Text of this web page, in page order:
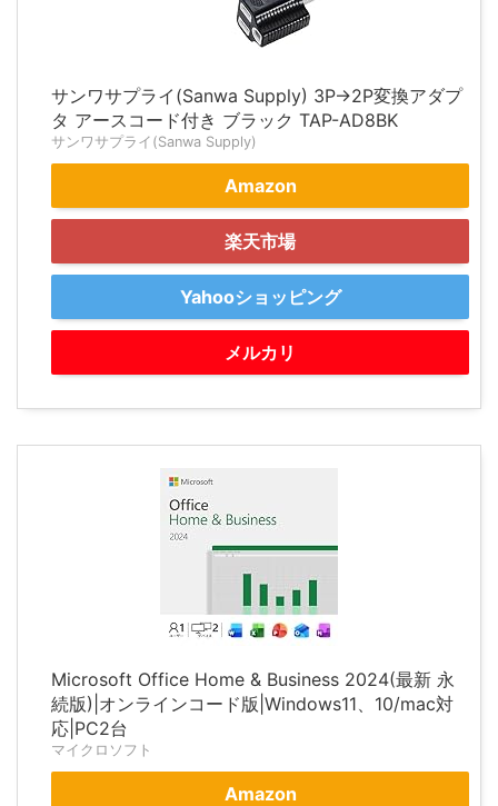
サンワサプライ(Sanwa Supply) 3P→2P変換アダプ
タ アースコード付き ブラック TAP-AD8BK
サンワサプライ(Sanwa Supply)
Amazon
楽天市場
Yahooショッピング
メルカリ
Microsoft Office Home & Business 2024(最新 永
続版)|オンラインコード版|Windows11、10/mac対
応|PC2台
マイクロソフト
Amazon